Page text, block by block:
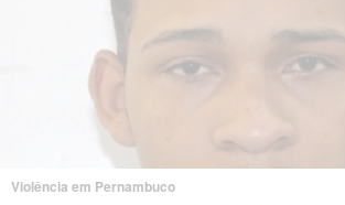
Violência em Pernambuco